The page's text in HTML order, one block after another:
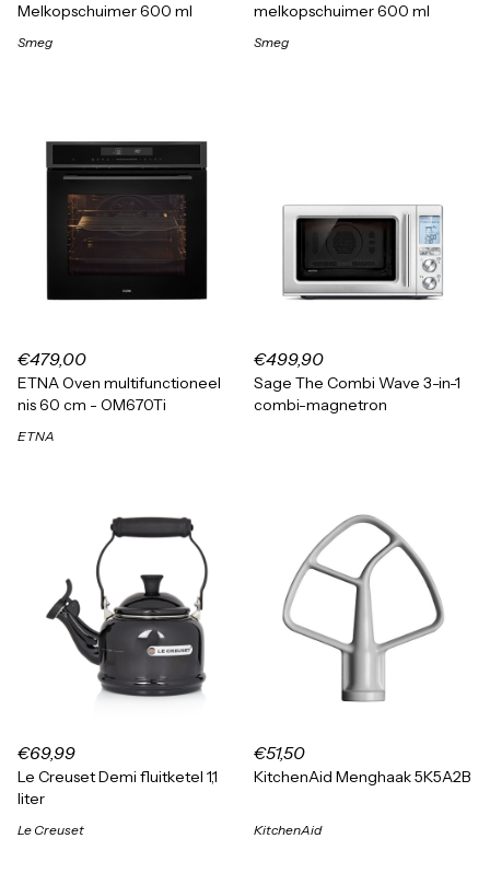
Melkopschuimer 600 ml
Smeg
melkopschuimer 600 ml
Smeg
€479,00
ETNA Oven multifunctioneel
nis 60 cm - OM670Ti
ETNA
€499,90
Sage The Combi Wave 3-in-1
combi-magnetron
€69,99
Le Creuset Demi fluitketel 1,1
liter
Le Creuset
€51,50
KitchenAid Menghaak 5K5A2B
KitchenAid